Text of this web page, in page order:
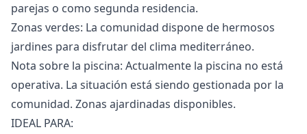
parejas o como segunda residencia.
Zonas verdes: La comunidad dispone de hermosos
jardines para disfrutar del clima mediterráneo.
Nota sobre la piscina: Actualmente la piscina no está
operativa. La situación está siendo gestionada por la
comunidad. Zonas ajardinadas disponibles.
IDEAL PARA: